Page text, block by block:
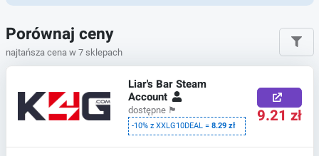
Porównaj ceny
najtańsza cena w 7 sklepach
Liar's Bar Steam
Account
dostępne 🏴
-10% z XXLG10DEAL =8.29 zł 9.21 zł